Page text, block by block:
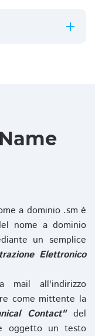
a dominio .sm è
nome a dominio
un semplice
Elettronico
all'indirizzo
come mittente la
Contact"del
oggetto un testo